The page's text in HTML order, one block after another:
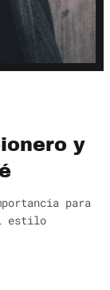
y
para
estilo